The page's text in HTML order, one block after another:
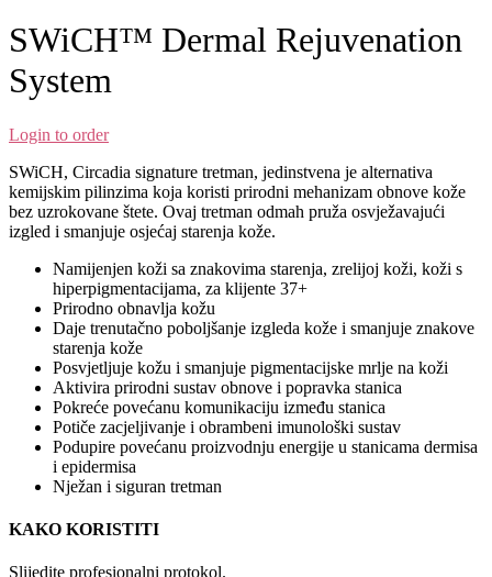
SWiCH™ Dermal Rejuvenation
System
Login to order
SWiCH, Circadia signature tretman, jedinstvena je alternativa
kemijskim pilinzima koja koristi prirodni mehanizam obnove kože
bez uzrokovane štete. Ovaj tretman odmah pruža osvježavajući
izgled i smanjuje osjećaj starenja kože.
Namijenjen koži sa znakovima starenja, zrelijoj koži, koži s
hiperpigmentacijama, za klijente 37+
Prirodno obnavlja kožu
Daje trenutačno poboljšanje izgleda kože i smanjuje znakove
starenja kože
Posvjetljuje kožu i smanjuje pigmentacijske mrlje na koži
Aktivira prirodni sustav obnove i popravka stanica
Pokreće povećanu komunikaciju između stanica
Potiče zacjeljivanje i obrambeni imunološki sustav
Podupire povećanu proizvodnju energije u stanicama dermisa
i epidermisa
Nježan i siguran tretman
KAKO KORISTITI
Slijedite profesionalni protokol.